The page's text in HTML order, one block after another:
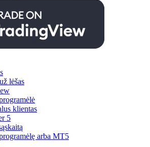
lėšas
klientas
5
arba MT5